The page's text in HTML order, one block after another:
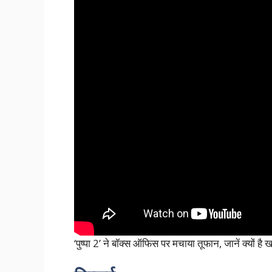
‘पुष्पा 2’ ने बॉक्स ऑफिस पर मचाया तूफान, जानें क्यों है